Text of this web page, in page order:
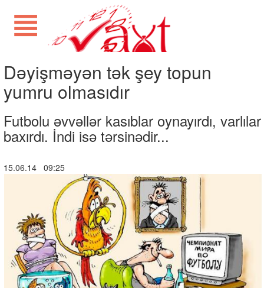
Dəyişməyən tək şey topun
yumru olmasıdır
Futbolu əvvəllər kasıblar oynayırdı, varlılar
baxırdı. İndi isə tərsinədir...
15.06.14 09:25